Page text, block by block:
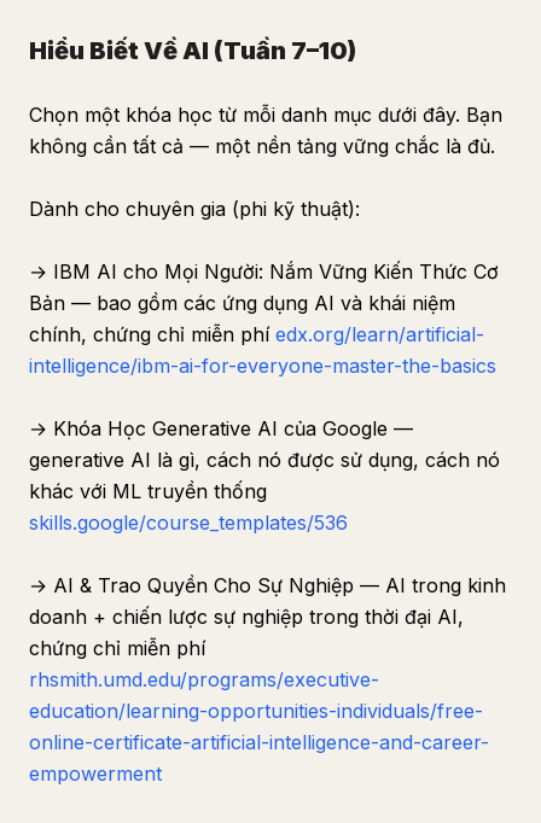
Hiểu Biết Về AI (Tuần 7–10)
Chọn một khóa học từ mỗi danh mục dưới đây. Bạn
không cần tất cả — một nền tảng vững chắc là đủ.
Dành cho chuyên gia (phi kỹ thuật):
→ IBM AI cho Mọi Người: Nắm Vững Kiến Thức Cơ
Bản — bao gồm các ứng dụng AI và khái niệm
chính, chứng chỉ miễn phí edx.org/learn/artificial-
intelligence/ibm-ai-for-everyone-master-the-basics
→ Khóa Học Generative AI của Google —
generative AI là gì, cách nó được sử dụng, cách nó
khác với ML truyền thống
skills.google/course_templates/536
→ AI & Trao Quyền Cho Sự Nghiệp — AI trong kinh
doanh + chiến lược sự nghiệp trong thời đại AI,
chứng chỉ miễn phí
rhsmith.umd.edu/programs/executive-
education/learning-opportunities-individuals/free-
online-certificate-artificial-intelligence-and-career-
empowerment